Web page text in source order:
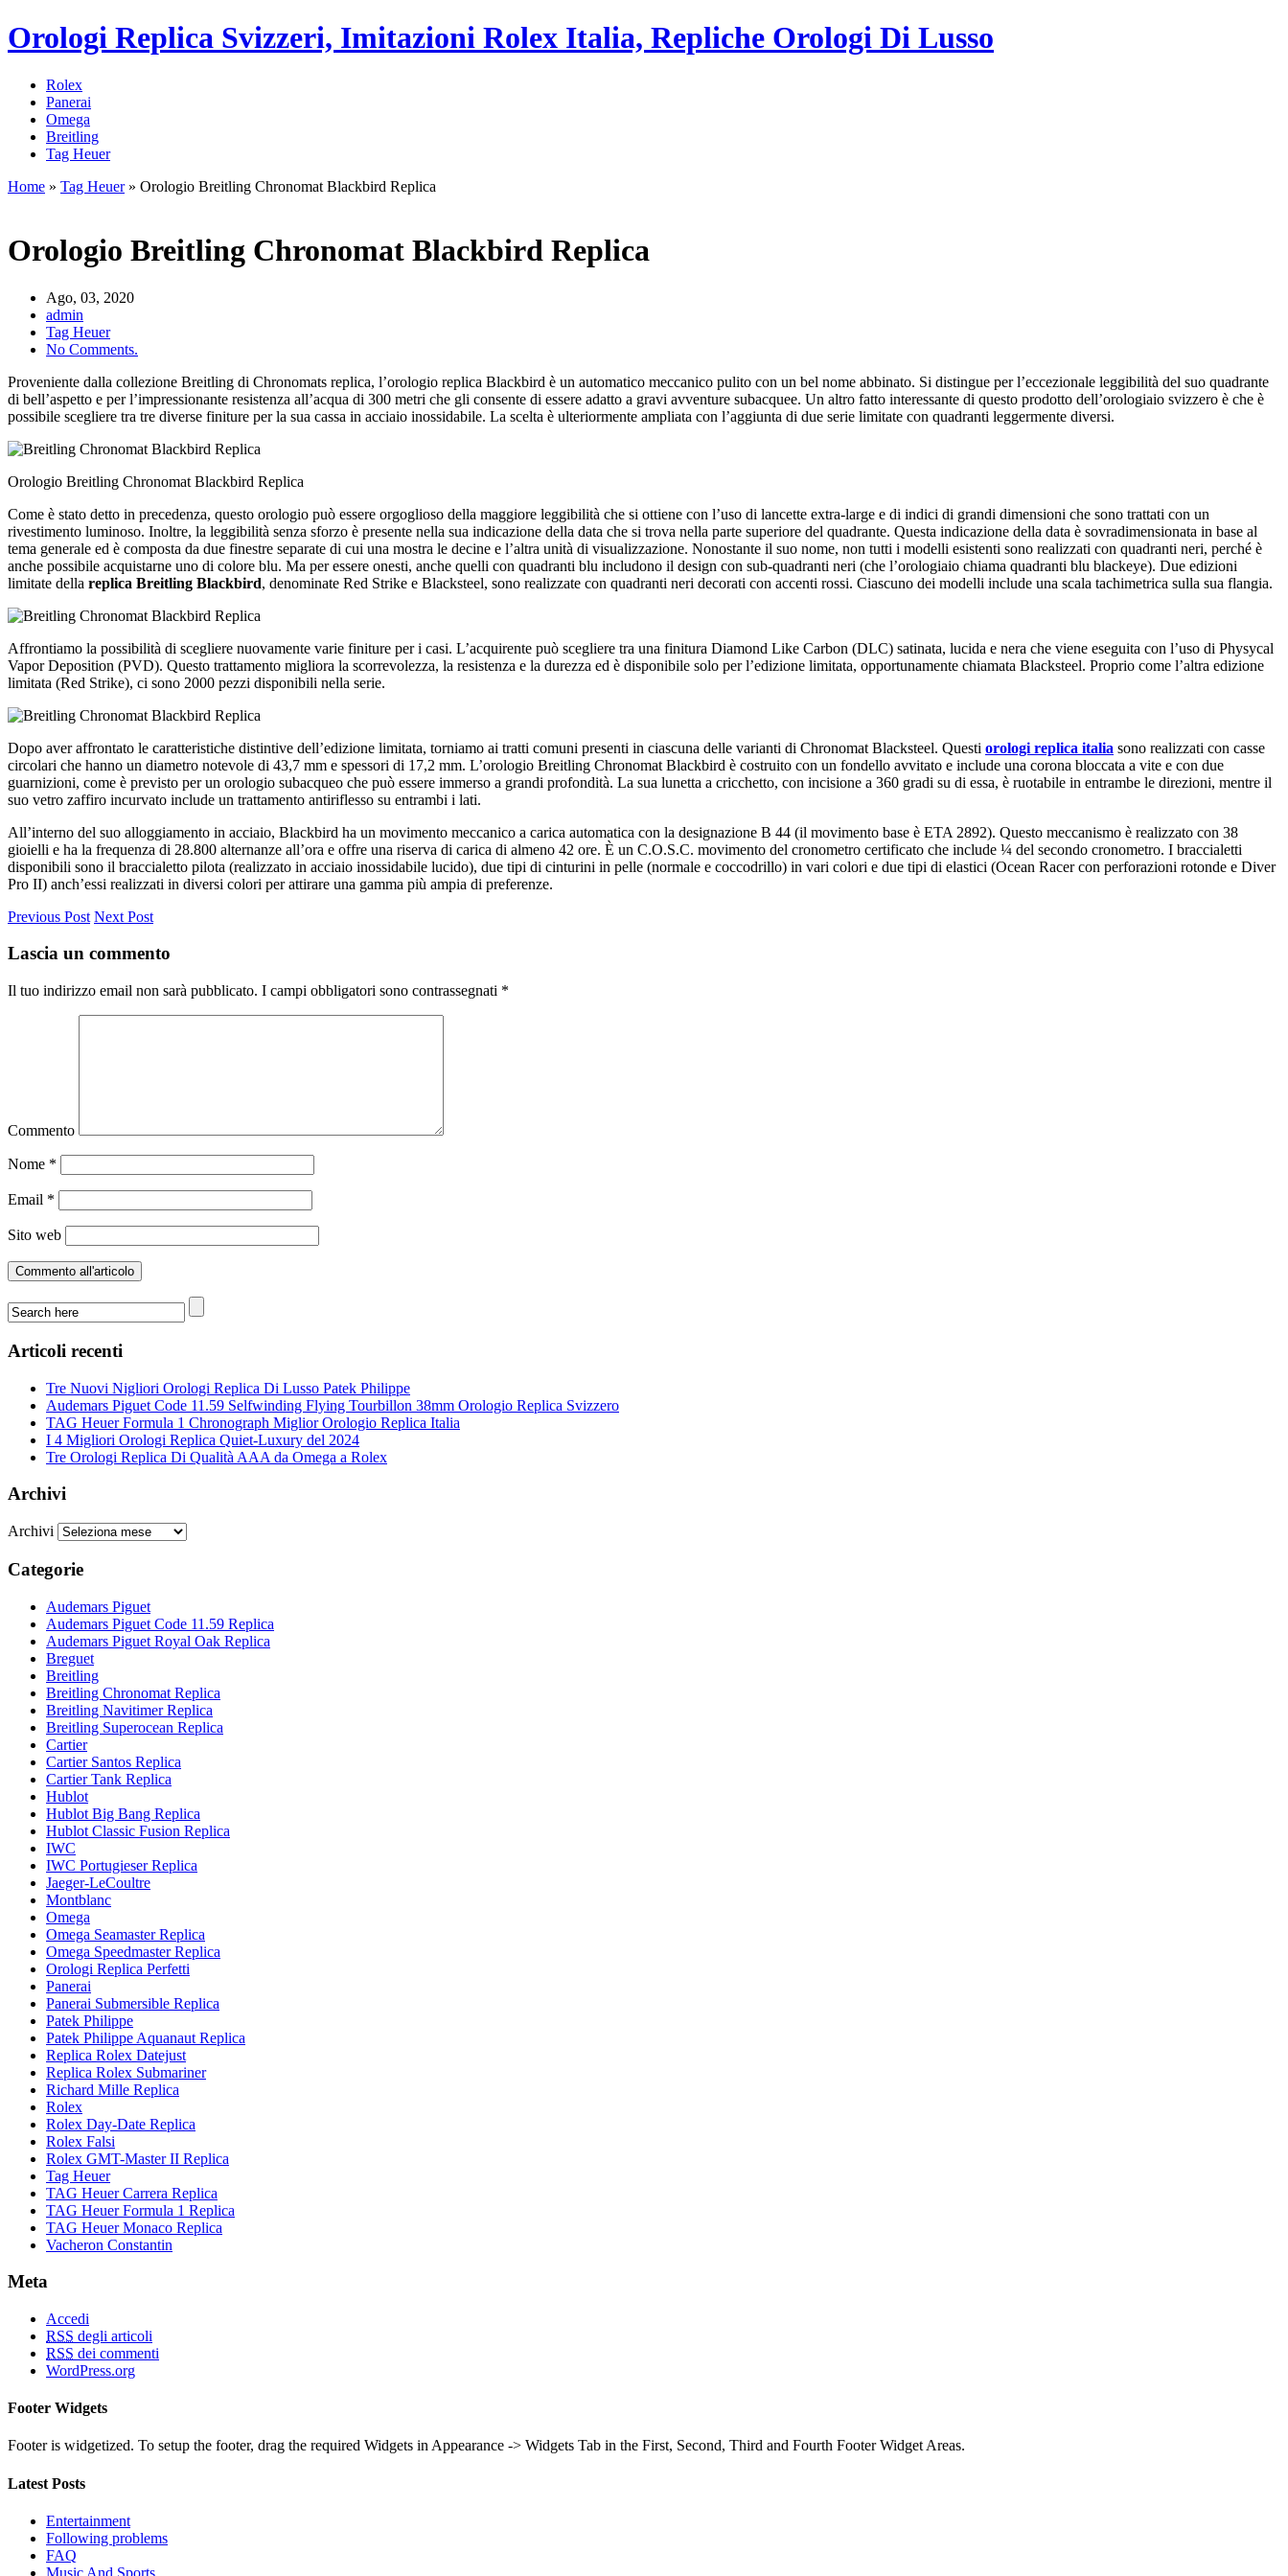
Orologi Replica Svizzeri, Imitazioni Rolex Italia, Repliche Orologi Di Lusso
Rolex
Panerai
Omega
Breitling
Tag Heuer
Home » Tag Heuer» Orologio Breitling Chronomat Blackbird Replica
Orologio Breitling Chronomat Blackbird Replica
Ago, 03, 2020
admin
Tag Heuer
No Comments.
Proveniente dalla collezione Breitling di Chronomats replica, l’orologio replica Blackbird è un automatico meccanico pulito con un bel nome abbinato. Si distingue per l’eccezionale leggibilità del suo quadrante
di bell’aspetto e per l’impressionante resistenza all’acqua di 300 metri che gli consente di essere adatto a gravi avventure subacquee. Un altro fatto interessante di questo prodotto dell’orologiaio svizzero è che è
possibile scegliere tra tre diverse finiture per la sua cassa in acciaio inossidabile. La scelta è ulteriormente ampliata con l’aggiunta di due serie limitate con quadranti leggermente diversi.
Orologio Breitling Chronomat Blackbird Replica
Come è stato detto in precedenza, questo orologio può essere orgoglioso della maggiore leggibilità che si ottiene con l’uso di lancette extra-large e di indici di grandi dimensioni che sono trattati con un
rivestimento luminoso. Inoltre, la leggibilità senza sforzo è presente nella sua indicazione della data che si trova nella parte superiore del quadrante. Questa indicazione della data è sovradimensionata in base al
tema generale ed è composta da due finestre separate di cui una mostra le decine e l’altra unità di visualizzazione. Nonostante il suo nome, non tutti i modelli esistenti sono realizzati con quadranti neri, perché è
anche possibile acquistarne uno di colore blu. Ma per essere onesti, anche quelli con quadranti blu includono il design con sub-quadranti neri (che l’orologiaio chiama quadranti blu blackeye). Due edizioni
limitate della replica Breitling Blackbird, denominate Red Strike e Blacksteel, sono realizzate con quadranti neri decorati con accenti rossi. Ciascuno dei modelli include una scala tachimetrica sulla sua flangia.
Affrontiamo la possibilità di scegliere nuovamente varie finiture per i casi. L’acquirente può scegliere tra una finitura Diamond Like Carbon (DLC) satinata, lucida e nera che viene eseguita con l’uso di Physycal
Vapor Deposition (PVD). Questo trattamento migliora la scorrevolezza, la resistenza e la durezza ed è disponibile solo per l’edizione limitata, opportunamente chiamata Blacksteel. Proprio come l’altra edizione
limitata (Red Strike), ci sono 2000 pezzi disponibili nella serie.
Dopo aver affrontato le caratteristiche distintive dell’edizione limitata, torniamo ai tratti comuni presenti in ciascuna delle varianti di Chronomat Blacksteel. Questi orologi replica italia sono realizzati con casse
circolari che hanno un diametro notevole di 43,7 mm e spessori di 17,2 mm. L’orologio Breitling Chronomat Blackbird è costruito con un fondello avvitato e include una corona bloccata a vite e con due
guarnizioni, come è previsto per un orologio subacqueo che può essere immerso a grandi profondità. La sua lunetta a cricchetto, con incisione a 360 gradi su di essa, è ruotabile in entrambe le direzioni, mentre il
suo vetro zaffiro incurvato include un trattamento antiriflesso su entrambi i lati.
All’interno del suo alloggiamento in acciaio, Blackbird ha un movimento meccanico a carica automatica con la designazione B 44 (il movimento base è ETA 2892). Questo meccanismo è realizzato con 38
gioielli e ha la frequenza di 28.800 alternanze all’ora e offre una riserva di carica di almeno 42 ore. È un C.O.S.C. movimento del cronometro certificato che include ¼ del secondo cronometro. I braccialetti
disponibili sono il braccialetto pilota (realizzato in acciaio inossidabile lucido), due tipi di cinturini in pelle (normale e coccodrillo) in vari colori e due tipi di elastici (Ocean Racer con perforazioni rotonde e Diver
Pro II) anch’essi realizzati in diversi colori per attirare una gamma più ampia di preferenze.
Previous Post Next Post
Lascia un commento
Il tuo indirizzo email non sarà pubblicato. I campi obbligatori sono contrassegnati *
Commento
Nome *
Email *
Sito web
Articoli recenti
Tre Nuovi Nigliori Orologi Replica Di Lusso Patek Philippe
Audemars Piguet Code 11.59 Selfwinding Flying Tourbillon 38mm Orologio Replica Svizzero
TAG Heuer Formula 1 Chronograph Miglior Orologio Replica Italia
I 4 Migliori Orologi Replica Quiet-Luxury del 2024
Tre Orologi Replica Di Qualità AAA da Omega a Rolex
Archivi
Archivi
Categorie
Audemars Piguet
Audemars Piguet Code 11.59 Replica
Audemars Piguet Royal Oak Replica
Breguet
Breitling
Breitling Chronomat Replica
Breitling Navitimer Replica
Breitling Superocean Replica
Cartier
Cartier Santos Replica
Cartier Tank Replica
Hublot
Hublot Big Bang Replica
Hublot Classic Fusion Replica
IWC
IWC Portugieser Replica
Jaeger-LeCoultre
Montblanc
Omega
Omega Seamaster Replica
Omega Speedmaster Replica
Orologi Replica Perfetti
Panerai
Panerai Submersible Replica
Patek Philippe
Patek Philippe Aquanaut Replica
Replica Rolex Datejust
Replica Rolex Submariner
Richard Mille Replica
Rolex
Rolex Day-Date Replica
Rolex Falsi
Rolex GMT-Master II Replica
Tag Heuer
TAG Heuer Carrera Replica
TAG Heuer Formula 1 Replica
TAG Heuer Monaco Replica
Vacheron Constantin
Meta
Accedi
RSS degli articoli
RSS dei commenti
WordPress.org
Footer Widgets
Footer is widgetized. To setup the footer, drag the required Widgets in Appearance -> Widgets Tab in the First, Second, Third and Fourth Footer Widget Areas.
Latest Posts
Entertainment
Following problems
FAQ
Music And Sports